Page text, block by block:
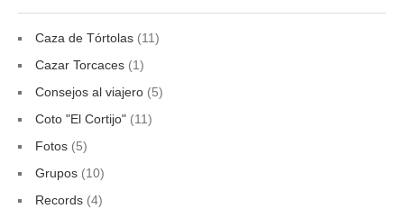
Caza de Tórtolas (11)
Cazar Torcaces (1)
Consejos al viajero (5)
Coto "El Cortijo" (11)
Fotos (5)
Grupos (10)
Records (4)